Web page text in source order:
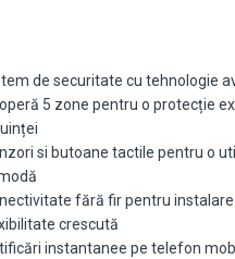
de securitate cu tehnologie
5 zone pentru o protecție
si butoane tactile pentru o
fără fir pentru instalare
crescută
instantanee pe telefon